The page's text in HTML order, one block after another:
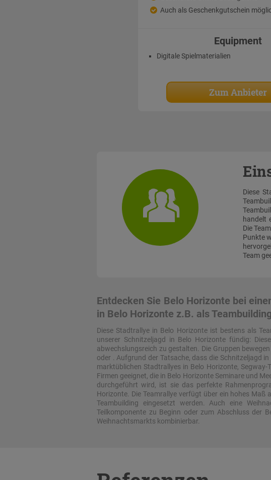
Auch als Geschenkgutschein
Equipment
Digitale Spielmaterialien
Zum Anbieter
Diese
handelt
Die
Punkte
Team
Entdecken Sie Belo Horizonte bei
in Belo Horizonte z.B. als
Diese Stadtrallye in Belo Horizonte ist bestens als
unserer Schnitzeljagd in Belo Horizonte fündig:
abwechslungsreich zu gestalten. Die Gruppen
oder . Aufgrund der Tatsache, dass die Schnitzeljagd
marktüblichen Stadtrallyes in Belo Horizonte,
Firmen geeignet, die in Belo Horizonte Seminare und
durchgeführt wird, ist sie das perfekte
Horizonte. Die Teamrallye verfügt über ein hohes
Teambuilding eingesetzt werden. Auch eine
Teilkomponente zu Beginn oder zum Abschluss der
Weihnachtsmarkts kombinierbar.